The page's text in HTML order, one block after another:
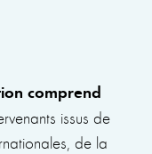
comprend
issus de
de la